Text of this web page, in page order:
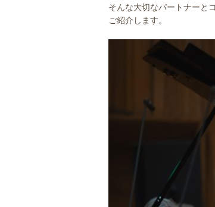
そんな大切なパートナーと
ご紹介します。